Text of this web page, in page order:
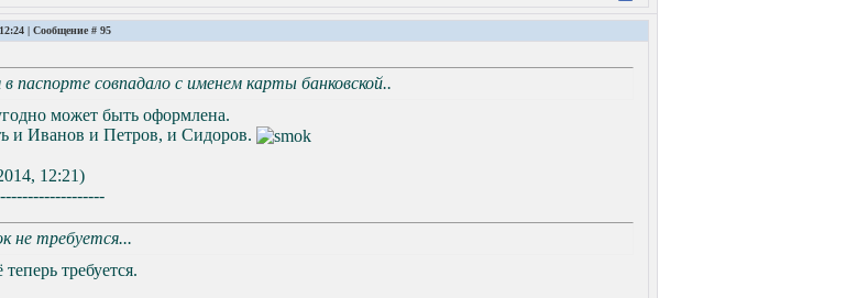
| Сообщение # 95
паспорте совпадало с именем карты банковской..
может быть оформлена.
и Иванов и Петров, и Сидоров.
12:21)
не требуется...
требуется.